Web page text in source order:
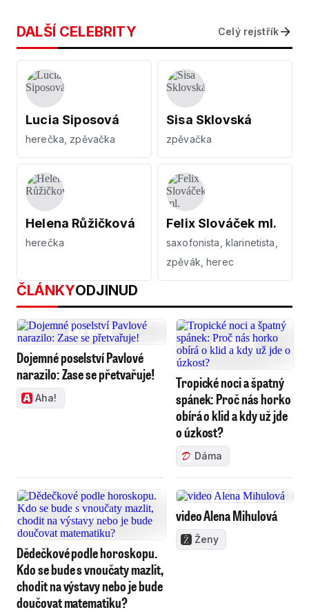
DALŠÍ CELEBRITY Celý rejstřík
Lucia Siposová
herečka, zpěvačka
Sisa Sklovská
zpěvačka
Helena Růžičková
herečka
Felix Slováček ml.
saxofonista, klarinetista,
zpěvák, herec
ČLÁNKYODJINUD
Dojemné poselství Pavlové
narazilo: Zase se přetvařuje!
Aha!
Tropické noci a špatný
spánek: Proč nás horko
obírá o klid a kdy už jde
o úzkost?
Dáma
Dědečkové podle horoskopu.
Kdo se bude s vnoučaty mazlit,
chodit na výstavy nebo je bude
doučovat matematiku?
video Alena Mihulová
Ženy